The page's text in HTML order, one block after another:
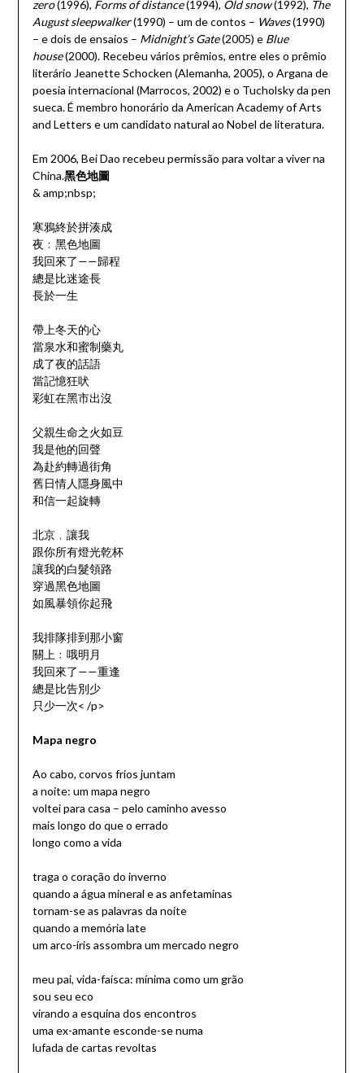
zero(1996), Forms of distance(1994), Old snow(1992), The
August sleepwalker(1990) – um de contos – Waves(1990)
– e dois de ensaios – Midnight’s Gate(2005) e Blue
house(2000). Recebeu vários prêmios, entre eles o prêmio
literário Jeanette Schocken (Alemanha, 2005), o Argana de
poesia internacional (Marrocos, 2002) e o Tucholsky da pen
sueca. É membro honorário da American Academy of Arts
and Letters e um candidato natural ao Nobel de literatura.
Em 2006, Bei Dao recebeu permissão para voltar a viver na
China.黑色地圖
& amp;nbsp;
寒鴉終於拼湊成
夜﹕黑色地圖
我回來了——歸程
總是比迷途長
長於一生
帶上冬天的心
當泉水和蜜制藥丸
成了夜的話語
當記憶狂吠
彩虹在黑市出沒
父親生命之火如豆
我是他的回聲
為赴約轉過街角
舊日情人隱身風中
和信一起旋轉
北京﹐讓我
跟你所有燈光乾杯
讓我的白髮領路
穿過黑色地圖
如風暴領你起飛
我排隊排到那小窗
關上﹕哦明月
我回來了——重逢
總是比告別少
只少一次< /p>
Mapa negro
Ao cabo, corvos frios juntam
a noite: um mapa negro
voltei para casa – pelo caminho avesso
mais longo do que o errado
longo como a vida
traga o coração do inverno
quando a água mineral e as anfetaminas
tornam-se as palavras da noite
quando a memória late
um arco-íris assombra um mercado negro
meu pai, vida-faísca: mínima como um grão
sou seu eco
virando a esquina dos encontros
uma ex-amante esconde-se numa
lufada de cartas revoltas